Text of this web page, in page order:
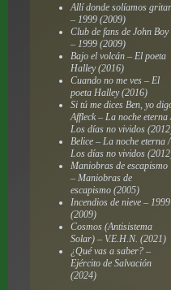
Allí donde solíamos gritar
– 1999 (2009)
Club de fans de John Boy
– 1999 (2009)
Bajo el volcán – El poeta
Halley (2016)
Cuando no me ves – El
poeta Halley (2016)
Si tú me dices Ben, yo
Affleck – La noche eterna
Los días no vividos
Belice – La noche eterna /
Los días no vividos
Maniobras de escapismo
– Maniobras de
escapismo (2005)
Incendios de nieve – 1999
(2009)
Cosmos (Antisistema
Solar) – V.E.H.N. (2021)
¿Qué vas a saber? –
Ejército de Salvación
(2024)